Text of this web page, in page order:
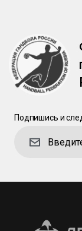
Подпишись и